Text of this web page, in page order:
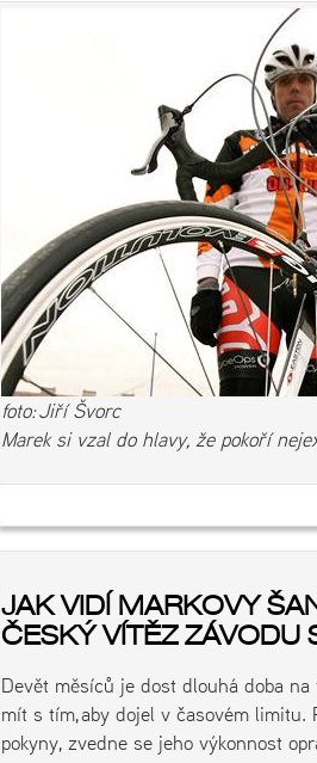
foto: Jiří Švorc
Marek si vzal do hlavy, že pokoří
JAK VIDÍ MARKOVY
ČESKÝ VÍTĚZ
Devět měsíců je dost dlouhá doba
mít s tím, aby dojel v časovém
pokyny, zvedne se jeho výkonnost